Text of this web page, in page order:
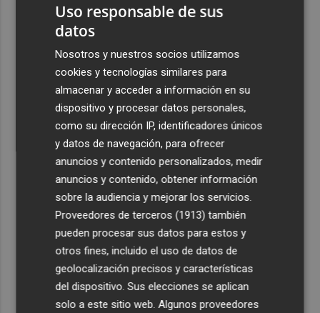
Foios se vuelca con Ferran Torres
Las '200 vidas' que llevaron a Paco Rabal de Águilas a la
cima del cine: un documental recupera la voz y la mirada
del actor
Recibe toda la actualidad de
Plaza Podcast en tu correo
Quiero suscribirme
Uso responsable de sus
datos
Nosotros y nuestros socios utilizamos
cookies y tecnologías similares para
almacenar y acceder a información en su
dispositivo y procesar datos personales,
como su dirección IP, identificadores únicos
y datos de navegación, para ofrecer
anuncios y contenido personalizados, medir
anuncios y contenido, obtener información
sobre la audiencia y mejorar los servicios.
Proveedores de terceros (1913) también
pueden procesar sus datos para estos y
otros fines, incluido el uso de datos de
geolocalización precisos y características
del dispositivo. Sus elecciones se aplican
solo a este sitio web. Algunos proveedores